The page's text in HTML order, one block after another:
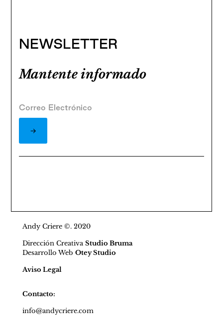
NEWSLETTER
Mantente informado
Andy Criere ©. 2020
Dirección Creativa Studio Bruma
Desarrollo Web Otey Studio
Aviso Legal
Contacto:
info@andycriere.com